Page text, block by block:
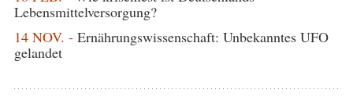
Lebensmittelversorgung?
14 NOV. - Ernährungswissenschaft: Unbekanntes UFO
gelandet